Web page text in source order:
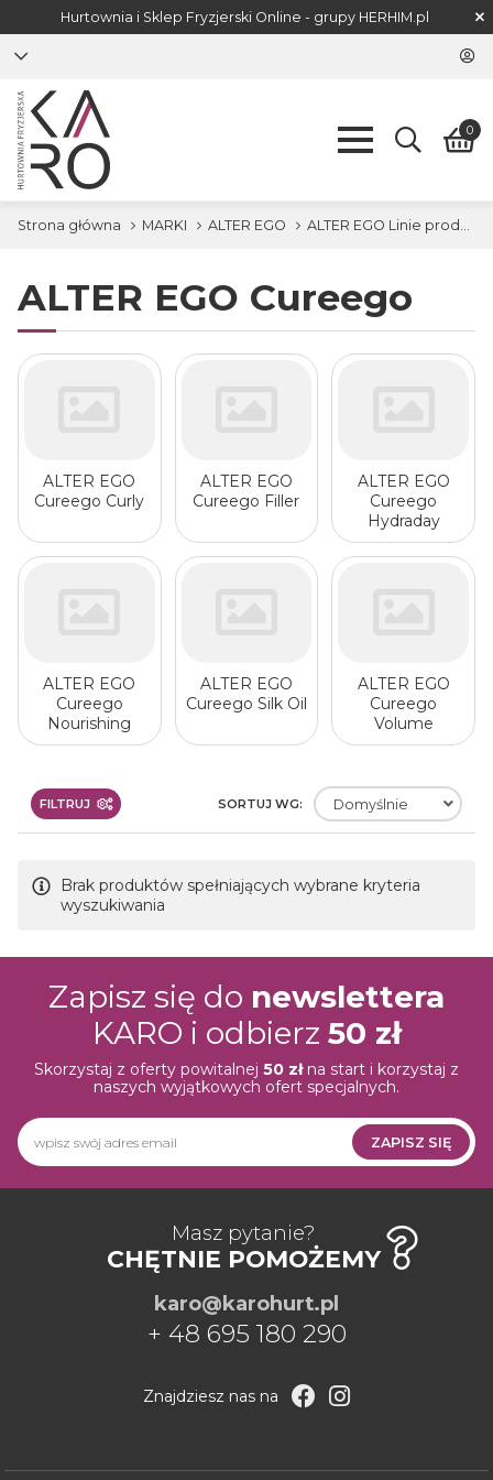
Hurtownia i Sklep Fryzjerski Online - grupy HERHIM.pl
0
Strona główna MARKI ALTER EGO ALTER EGO Linie produktowe
ALTER EGO Cureego
ALTER EGO
Cureego Curly
ALTER EGO
Cureego Filler
ALTER EGO
Cureego
Hydraday
ALTER EGO
Cureego
Nourishing
ALTER EGO
Cureego Silk Oil
ALTER EGO
Cureego
Volume
FILTRUJ SORTUJ WG: Domyślnie
Brak produktów spełniających wybrane kryteria
wyszukiwania
Zapisz się do newslettera
KARO i odbierz 50 zł
Skorzystaj z oferty powitalnej 50 złna start i korzystaj z
naszych wyjątkowych ofert specjalnych.
ZAPISZ SIĘ
Masz pytanie?
CHĘTNIE POMOŻEMY
karo@karohurt.pl
+ 48 695 180 290
Znajdziesz nas na